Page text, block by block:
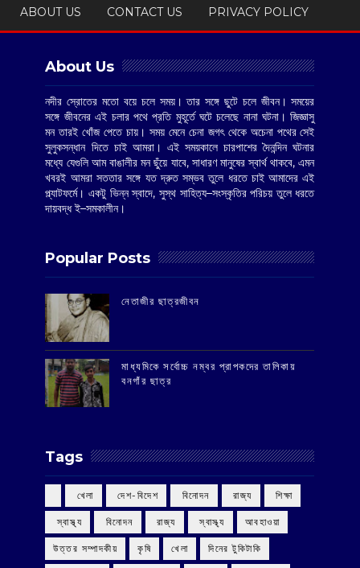
ABOUT US CONTACT US PRIVACY POLICY
About Us
নদীর স্রোতের মতো বয়ে চলে সময়। তার সঙ্গে ছুটে চলে জীবন। সময়ের
সঙ্গে জীবনের এই চলার পথে প্রতি মুহূর্তে ঘটে চলেছে নানা ঘটনা। জিজ্ঞাসু
মন তারই খোঁজ পেতে চায়। সময় মেনে চেনা জগৎ থেকে অচেনা পথের সেই
সুলুকসন্ধান দিতে চাই আমরা। এই সময়কালে চারপাশের দৈনন্দিন ঘটনার
মধ্যে যেগুলি আম বাঙালীর মন ছুঁয়ে যাবে, সাধারণ মানুষের স্বার্থ থাকবে, এমন
খবরই আমরা সততার সঙ্গে যত দ্রুত সম্ভব তুলে ধরতে চাই আমাদের এই
প্ল্যাটফর্মে। একটু ভিন্ন স্বাদে, সুস্থ সাহিত্য–সংস্কৃতির পরিচয় তুলে ধরতে
দায়বদ্ধ ই–সমকালীন।
Popular Posts
‌নেতাজীর ছাত্রজীবন
মাধ্যমিকে সর্বোচ্চ নম্বর প্রাপকদের তালিকায়
বনগাঁর ছাত্র
Tags
‌ খেলা ‌ দেশ-বিদেশ ‌ বিনোদন ‌ রাজ্য ‌ শিক্ষা
‌ স্বাস্থ্য ‌ বিনোদন ‌ রাজ্য ‌ স্বাস্থ্য আবহাওয়া
উত্তর সম্পাদকীয় কৃষি খেলা দিনের টুকিটাকি